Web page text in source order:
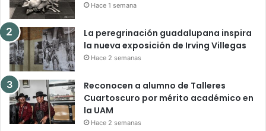
Hace 1 semana
La peregrinación guadalupana inspira
la nueva exposición de Irving Villegas
Hace 2 semanas
Reconocen a alumno de Talleres
Cuartoscuro por mérito académico en
la UAM
Hace 2 semanas